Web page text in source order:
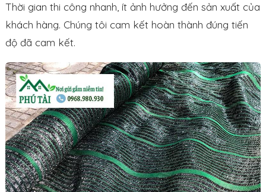
Thời gian thi công nhanh, ít ảnh hưởng đến sản xuất của
khách hàng. Chúng tôi cam kết hoàn thành đúng tiến
độ đã cam kết.